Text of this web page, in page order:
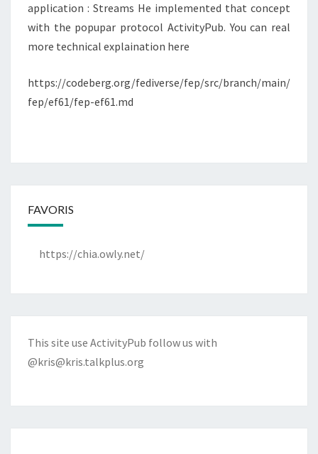
application : Streams He implemented that concept
with the popupar protocol ActivityPub. You can real
more technical explaination here
https://codeberg.org/fediverse/fep/src/branch/main/
fep/ef61/fep-ef61.md
FAVORIS
https://chia.owly.net/
This site use ActivityPub follow us with
@kris@kris.talkplus.org